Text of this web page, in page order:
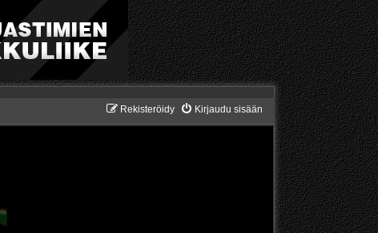
Kirjaudu sisään
Rekisteröidy